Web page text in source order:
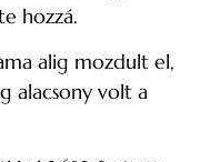
hozzá.
alig mozdult el,
alacsony volt a